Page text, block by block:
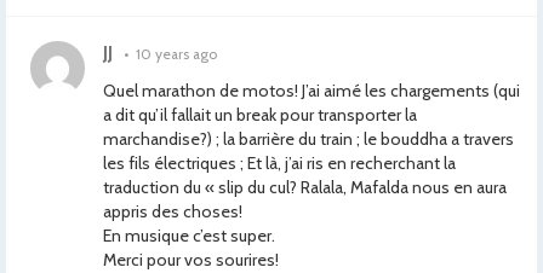
JJ • 10 years ago
Quel marathon de motos! J’ai aimé les chargements (qui
a dit qu’il fallait un break pour transporter la
marchandise?) ; la barrière du train ; le bouddha a travers
les fils électriques ; Et là, j’ai ris en recherchant la
traduction du « slip du cul? Ralala, Mafalda nous en aura
appris des choses!
En musique c’est super.
Merci pour vos sourires!